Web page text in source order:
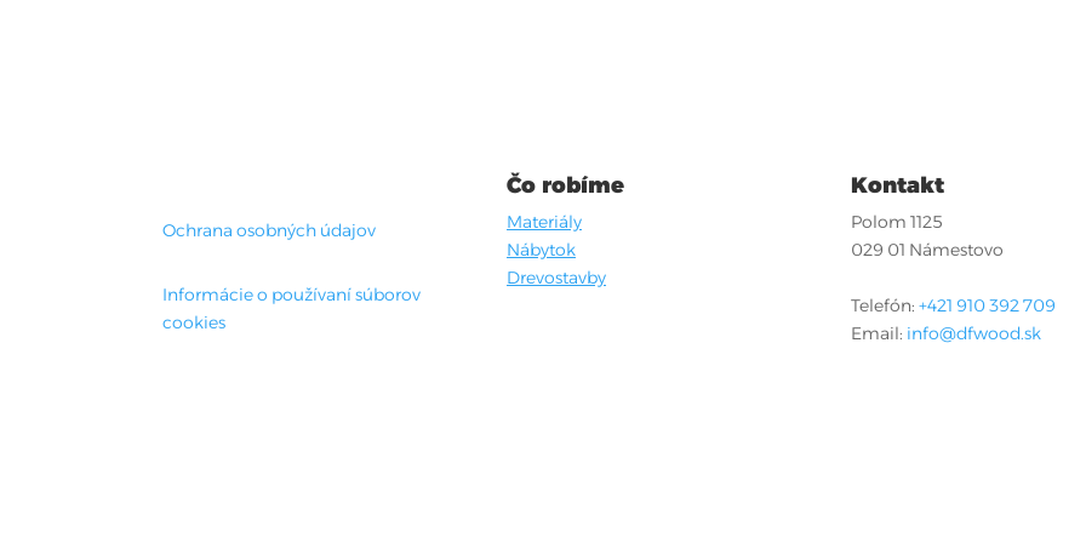
Ochrana osobných údajov
Informácie o používaní súborov
cookies
Čo robíme
Materiály
Nábytok
Drevostavby
Kontakt
Polom 1125
029 01 Námestovo
Telefón: +421 910 392 709
Email: info@dfwood.sk